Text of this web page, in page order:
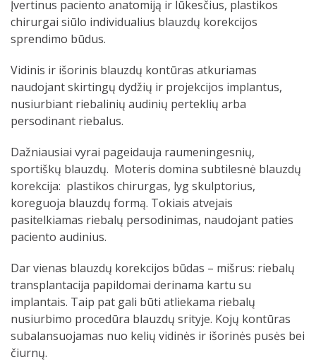
Įvertinus paciento anatomiją ir lūkesčius, plastikos
chirurgai siūlo individualius blauzdų korekcijos
sprendimo būdus.
Vidinis ir išorinis blauzdų kontūras atkuriamas
naudojant skirtingų dydžių ir projekcijos implantus,
nusiurbiant riebalinių audinių perteklių arba
persodinant riebalus.
Dažniausiai vyrai pageidauja raumeningesnių,
sportiškų blauzdų. Moteris domina subtilesnė blauzdų
korekcija: plastikos chirurgas, lyg skulptorius,
koreguoja blauzdų formą. Tokiais atvejais
pasitelkiamas riebalų persodinimas, naudojant paties
paciento audinius.
Dar vienas blauzdų korekcijos būdas – mišrus: riebalų
transplantacija papildomai derinama kartu su
implantais. Taip pat gali būti atliekama riebalų
nusiurbimo procedūra blauzdų srityje. Kojų kontūras
subalansuojamas nuo kelių vidinės ir išorinės pusės bei
čiurnų.